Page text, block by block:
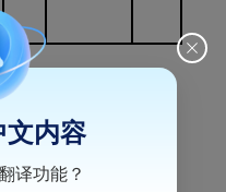
购人员）名单：
主代表）
文内容
译功能？